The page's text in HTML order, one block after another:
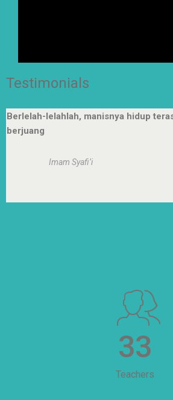
Testimonials
Berlelah-lelahlah, manisnya hidup
berjuang
Imam Syafi’i
33
Teachers